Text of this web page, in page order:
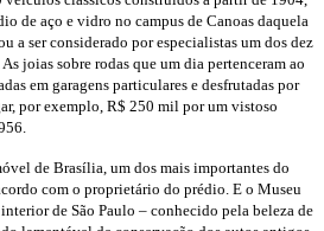
de aço e vidro no campus de Canoas daquela
a ser considerado por especialistas um dos dez
joias sobre rodas que um dia pertenceram ao
em garagens particulares e desfrutadas por
por exemplo, R$ 250 mil por um vistoso
de Brasília, um dos mais importantes do
com o proprietário do prédio. E o Museu
de São Paulo – conhecido pela beleza de